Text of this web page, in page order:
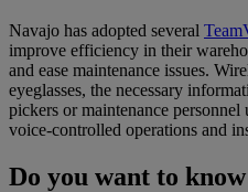
Navajo has adopted several
improve efficiency in their
and ease maintenance issues.
eyeglasses, the necessary
pickers or maintenance
voice-controlled operations and
Do you want to